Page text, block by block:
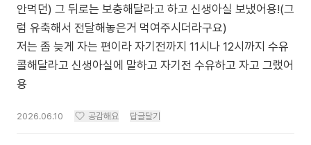
안먹던) 그 뒤로는 보충해달라고 하고 신생아실 보냈어용!(그
럼 유축해서 전달해놓은거 먹여주시더라구요)
저는 좀 늦게 자는 편이라 자기전까지 11시나 12시까지 수유
콜해달라고 신생아실에 말하고 자기전 수유하고 자고 그랬어
용
2026.06.10 공감해요 답글달기